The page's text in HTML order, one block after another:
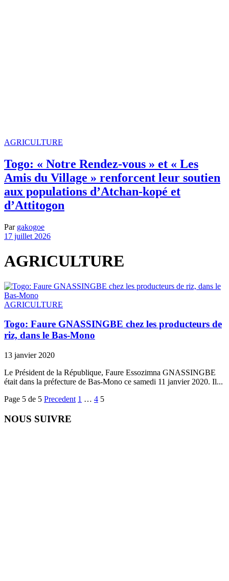
AGRICULTURE
Togo: « Notre Rendez-vous » et « Les
Amis du Village » renforcent leur soutien
aux populations d’Atchan-kopé et
d’Attitogon
Par gakogoe
17 juillet 2026
AGRICULTURE
AGRICULTURE
Togo: Faure GNASSINGBE chez les producteurs de
riz, dans le Bas-Mono
13 janvier 2020
Le Président de la République, Faure Essozimna GNASSINGBE
était dans la préfecture de Bas-Mono ce samedi 11 janvier 2020. Il...
Page 5 de 5 Precedent 1 … 4 5
NOUS SUIVRE